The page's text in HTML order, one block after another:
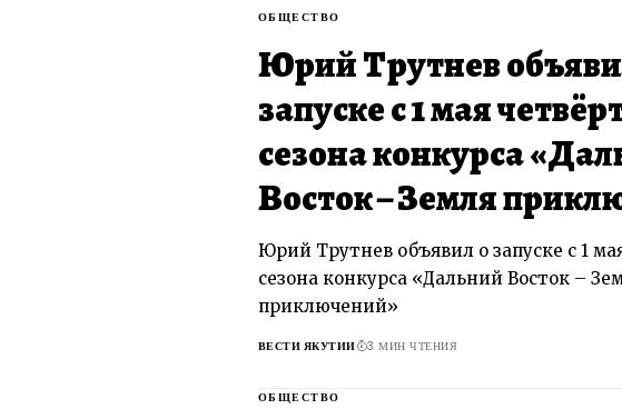
ОБЩЕСТВО
Юрий Трутнев
запуске с 1 мая
сезона конкурса
Восток – Земля
Юрий Трутнев объявил о запуске с 1
сезона конкурса «Дальний Восток –
приключений»
ВЕСТИ ЯКУТИИ 3 МИН ЧТЕНИЯ
ОБЩЕСТВО